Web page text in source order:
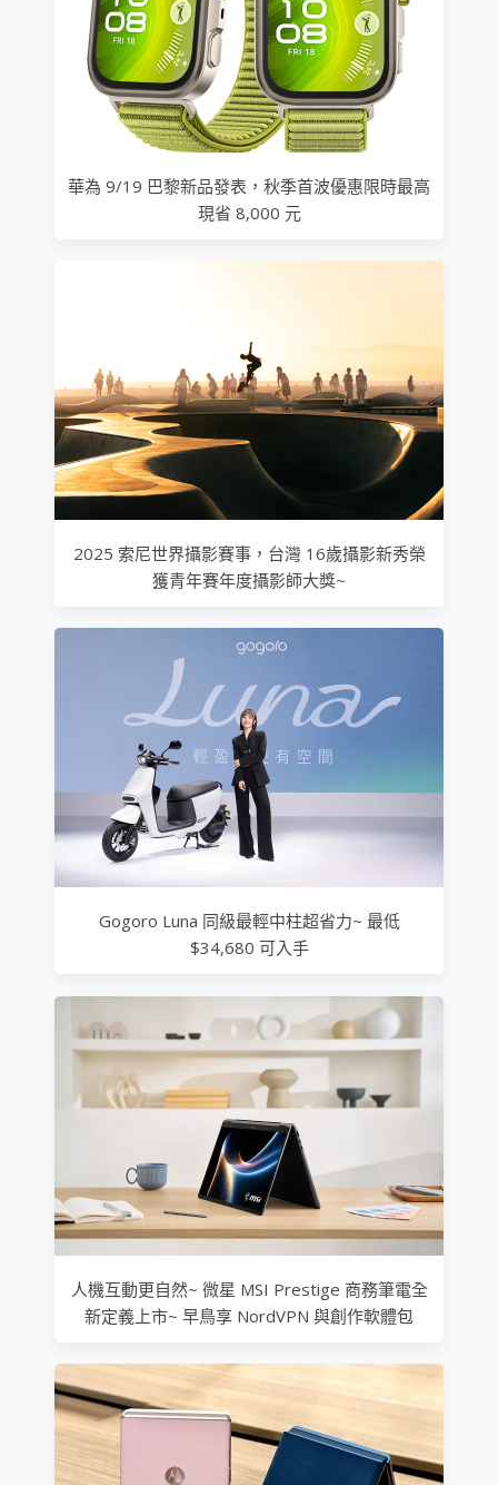
華為 9/19 巴黎新品發表，秋季首波優惠限時最高
現省 8,000 元
2025 索尼世界攝影賽事，台灣 16歲攝影新秀榮
獲青年賽年度攝影師大獎~
Gogoro Luna 同級最輕中柱超省力~ 最低
$34,680 可入手
人機互動更自然~ 微星 MSI Prestige 商務筆電全
新定義上市~ 早鳥享 NordVPN 與創作軟體包